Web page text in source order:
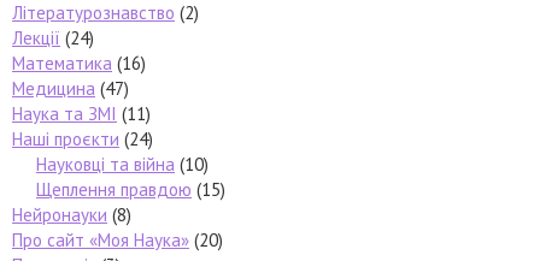
Літературознавство (2)
Лекції (24)
Математика (16)
Медицина (47)
Наука та ЗМІ (11)
Наші проєкти (24)
Науковці та війна (10)
Щеплення правдою (15)
Нейронауки (8)
Про сайт «Моя Наука» (20)